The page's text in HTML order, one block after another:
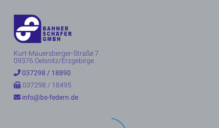
Kurt-Mauersberger-Straße 7
09376 Oelsnitz/Erzgebirge
037298 / 18890
037298 / 18495
info@bs-federn.de